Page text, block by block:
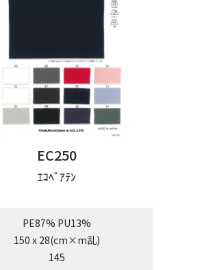
EC250
ｴｺﾍﾞｱﾃﾝ
PE87% PU13%
150 x 28(cm×m乱)
145